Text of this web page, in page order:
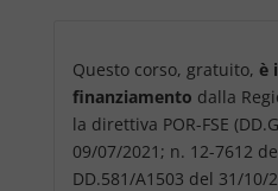
Questo corso, gratuito, è
finanziamento dalla
la direttiva POR-FSE
09/07/2021; n. 12-7612
DD.581/A1503 del 31/10/